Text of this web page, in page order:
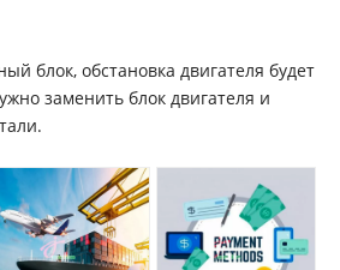
блок, обстановка двигателя будет
заменить блок двигателя и